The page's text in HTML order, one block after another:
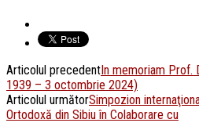
Articolul precedent In memoriam Prof.
1939 – 3 octombrie 2024)
Articolul următorSimpozion
Ortodoxă din Sibiu în Colaborare cu